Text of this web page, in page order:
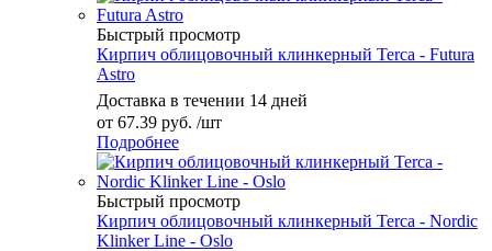
Быстрый просмотр
Кирпич облицовочный клинкерный Terca - Futura
Astro
Доставка в течении 14 дней
от 67.39 руб. /шт
Подробнее
Быстрый просмотр
Кирпич облицовочный клинкерный Terca - Nordic
Klinker Line - Oslo